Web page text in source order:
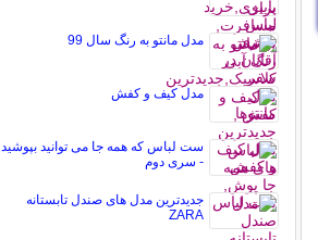
مدل مانتو به رنگ سال 99
مدل کیف و کفش
ست لباس که همه جا می توانید بپوشید
- سری دوم
جدیدترین مدل های صندل تابستانه
ZARA